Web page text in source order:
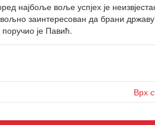
најбоље воље успјех је
заинтересован да брани
је Павић.
Врх